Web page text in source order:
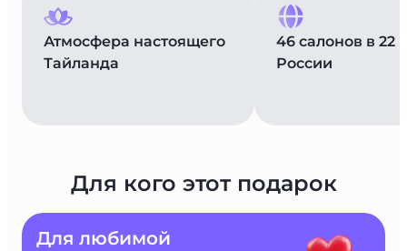
Атмосфера настоящего
Тайланда
46 салонов в 22
России
Для кого этот подарок
Для любимой